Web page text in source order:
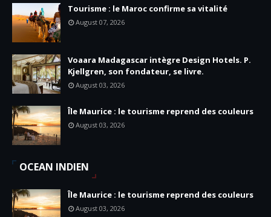
Tourisme : le Maroc confirme sa vitalité
August 07, 2026
Voaara Madagascar intègre Design Hotels. P.
Kjellgren, son fondateur, se livre.
August 03, 2026
Île Maurice : le tourisme reprend des couleurs
August 03, 2026
OCEAN INDIEN
Île Maurice : le tourisme reprend des couleurs
August 03, 2026